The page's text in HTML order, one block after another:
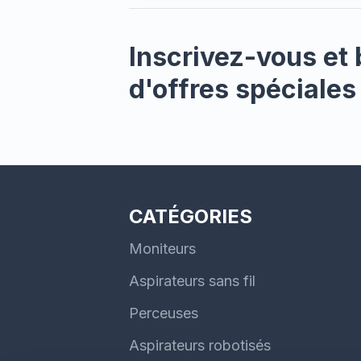
inox
en
Inscrivez-vous et
d'offres
CATÉGORIES
Moniteurs
Aspirateurs sans fil
Perceuses
Aspirateurs robotisés